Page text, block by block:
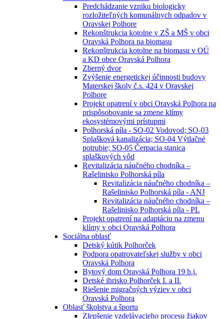
Predchádzanie vzniku biologicky
rozložiteľných komunálnych odpadov v
Oravskej Polhore
Rekonštrukcia kotolne v ZŠ a MŠ v obci
Oravská Polhora na biomasu
Rekonštrukcia kotolne na biomasu v OÚ
a KD obce Oravská Polhora
Zberný dvor
Zvýšenie energetickej účinnosti budovy
Materskej školy č.s. 424 v Oravskej
Polhore
Projekt opatrení v obci Oravská Polhora na
prispôsobovanie sa zmene klímy
ekosystémovými prístupmi
Polhorská píla - SO-02 Vodovod; SO-03
Splašková kanalizácia; SO-04 Výtlačné
potrubie; SO-05 Čerpacia stanica
splaškových vôd
Revitalizácia náučného chodníka –
Rašelinisko Polhorská píla
Revitalizácia náučného chodníka –
Rašelinisko Polhorská píla - ANJ
Revitalizácia náučného chodníka –
Rašelinisko Polhorská píla - PL
Projekt opatrení na adaptáciu na zmenu
klímy v obci Oravská Polhora
Sociálna oblasť
Detský kútik Polhorček
Podpora opatrovateľskej služby v obci
Oravská Polhora
Bytový dom Oravská Polhora 19 b.j.
Detské ihrisko Polhorček I. a II.
Riešenie migračných výziev v obci
Oravská Polhora
Oblasť školstva a športu
Zlepšenie vzdelávacieho procesu žiakov